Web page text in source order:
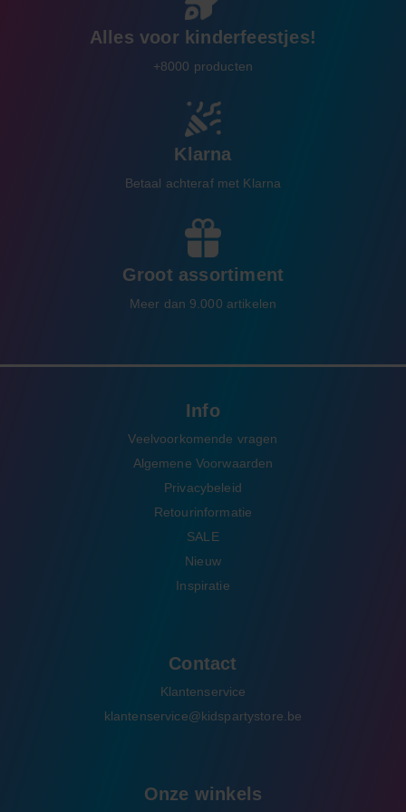
Alles voor kinderfeestjes!
+8000 producten
Klarna
Betaal achteraf met Klarna
Groot assortiment
Meer dan 9.000 artikelen
Info
Veelvoorkomende vragen
Algemene Voorwaarden
Privacybeleid
Retourinformatie
SALE
Nieuw
Inspiratie
Contact
Klantenservice
klantenservice@kidspartystore.be
Onze winkels